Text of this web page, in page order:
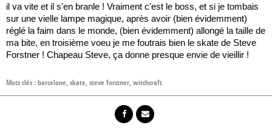
il va vite et il s'en branle ! Vraiment c'est le boss, et si je tombais
sur une vielle lampe magique, après avoir (bien évidemment)
réglé la faim dans le monde, (bien évidemment) allongé la taille de
ma bite, en troisième voeu je me foutrais bien le skate de Steve
Forstner ! Chapeau Steve, ça donne presque envie de vieillir !
Mots clés :barcelone,skate,steve forstner,witchcraft